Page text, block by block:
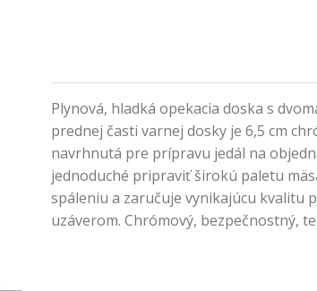
Plynová, hladká opekacia doska s
prednej časti varnej dosky je 6,5 cm
navrhnutá pre prípravu jedál na
jednoduché pripraviť širokú paletu
spáleniu a zaručuje vynikajúcu kvalitu
uzáverom. Chrómový, bezpečnostný,